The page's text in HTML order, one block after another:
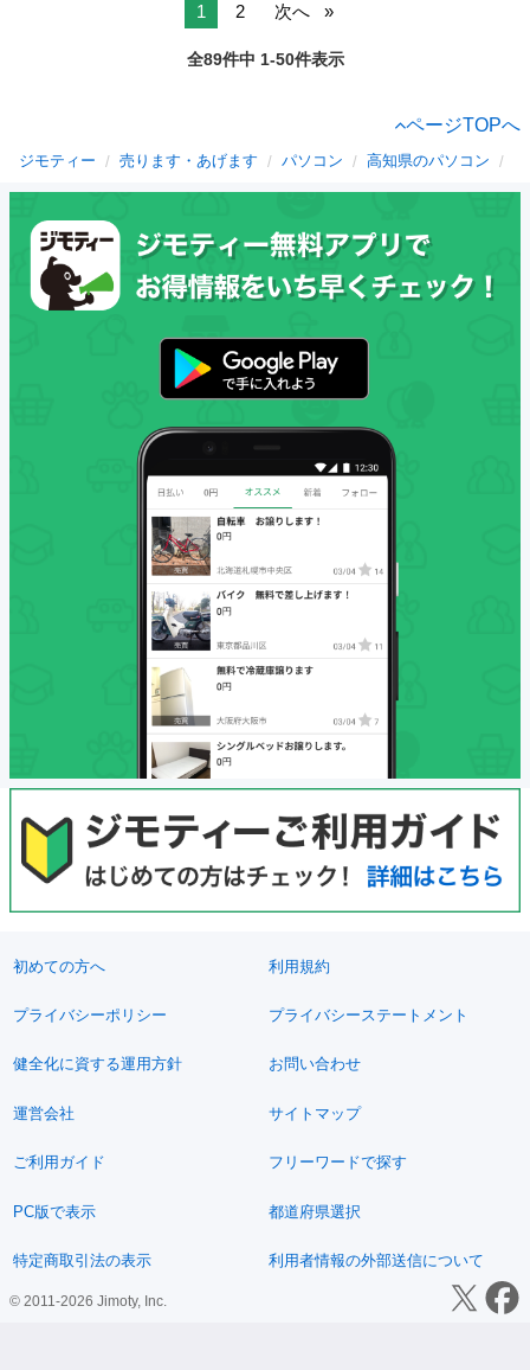
1 2 次へ
全89件中 1-50件表示
ページTOPへ
ジモティー 売ります・あげます パソコン 高知県のパソコン
初めての方へ 利用規約
プライバシーポリシー プライバシーステートメント
健全化に資する運用方針 お問い合わせ
運営会社 サイトマップ
ご利用ガイド フリーワードで探す
PC版で表示 都道府県選択
特定商取引法の表示 利用者情報の外部送信について
© 2011-2026 Jimoty, Inc.